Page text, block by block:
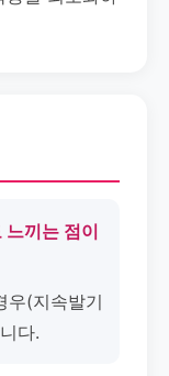
끼는 점이
우(지속발기
다.